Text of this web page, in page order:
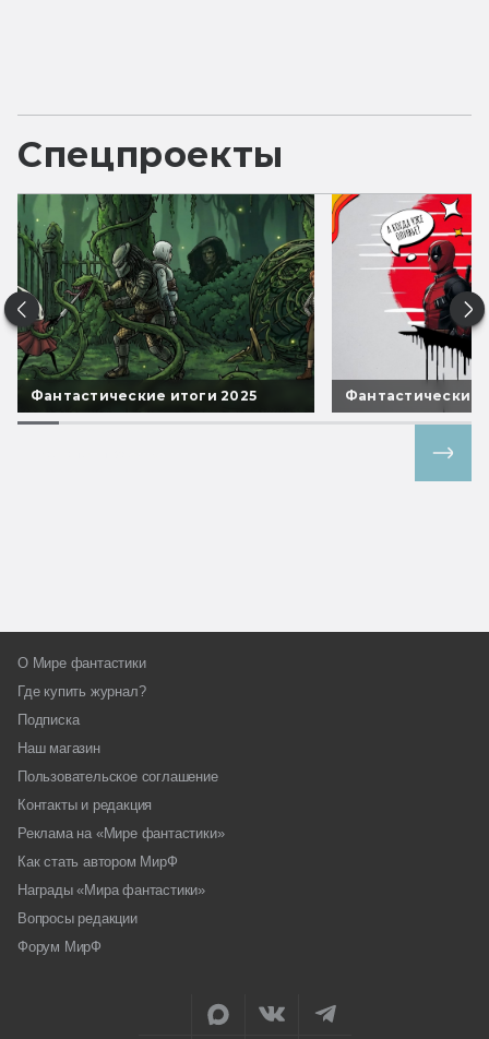
Спецпроекты
Фантастические итоги 2025 Фантастические
О Мире фантастики
Где купить журнал?
Подписка
Наш магазин
Пользовательское соглашение
Контакты и редакция
Реклама на «Мире фантастики»
Как стать автором МирФ
Награды «Мира фантастики»
Вопросы редакции
Форум МирФ